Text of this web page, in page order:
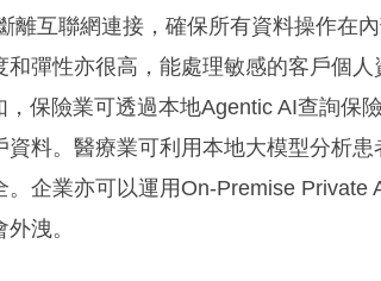
離互聯網連接，確保所有資料操作在
和彈性亦很高，能處理敏感的客戶個
保險業可透過本地Agentic AI查詢保
資料。醫療業可利用本地大模型分析
企業亦可以運用On-Premise Private
洩。